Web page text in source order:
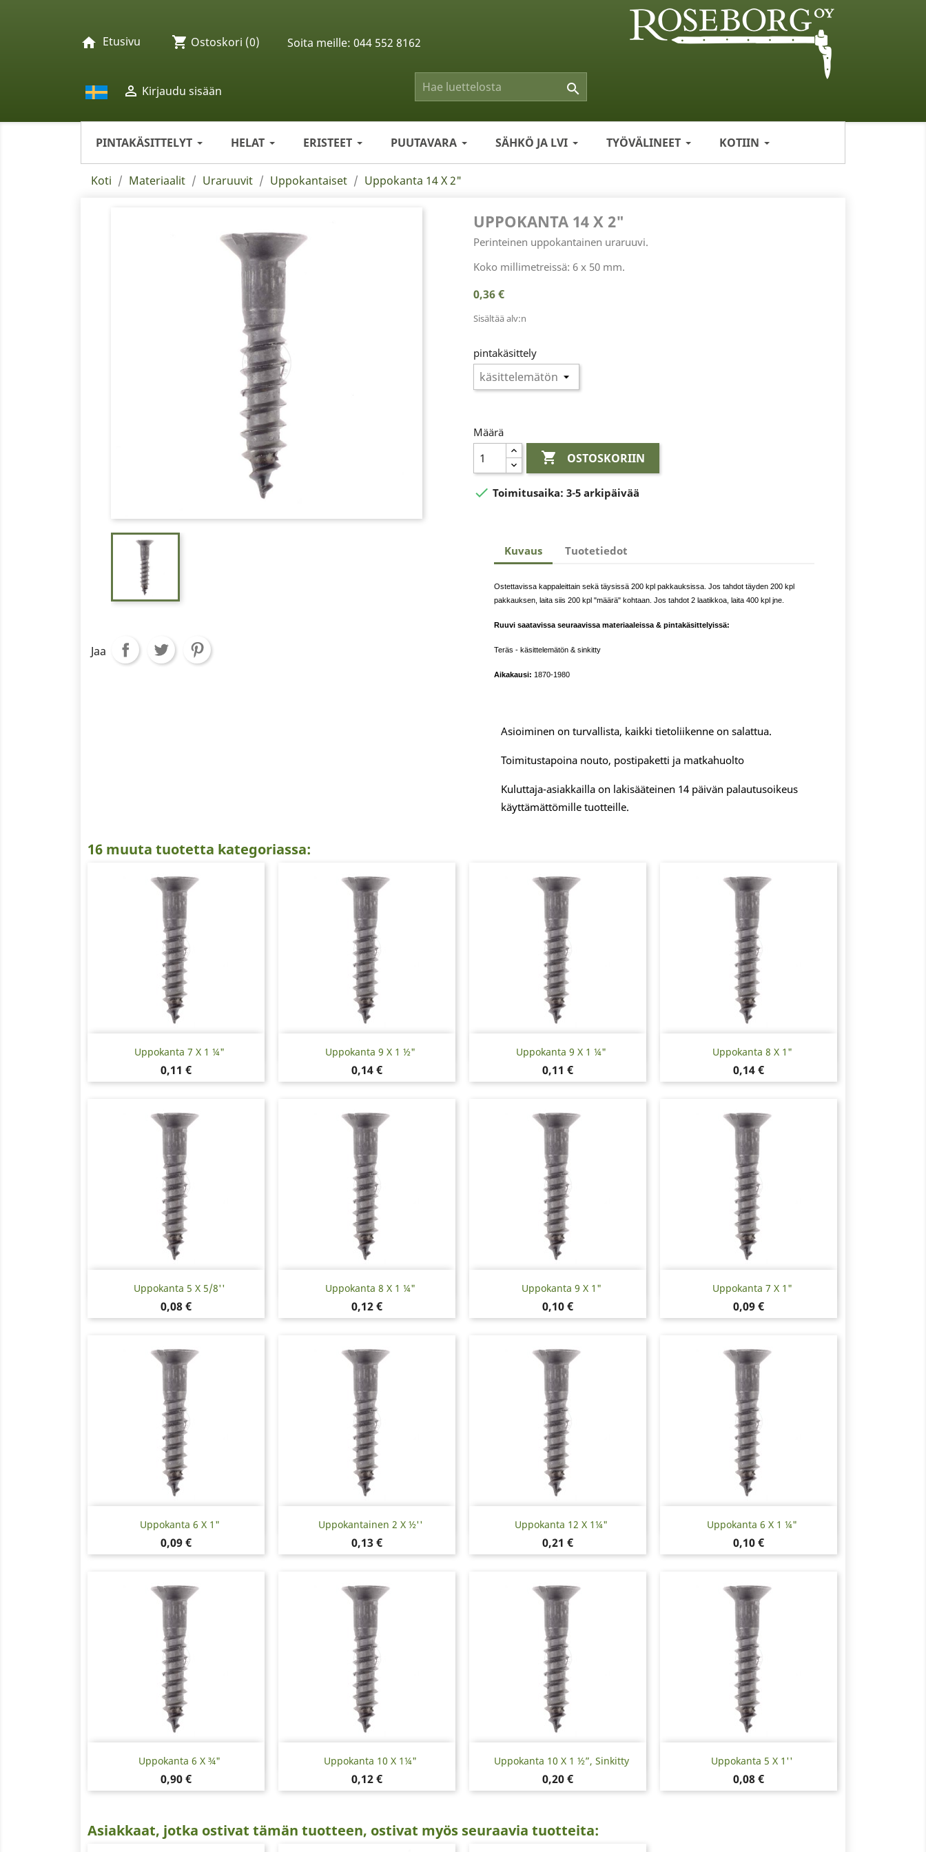

home Etusivu
 Kirjaudu sisään
shopping_cart Ostoskori (0)
PINTAKÄSITTELYT HELAT ERISTEET PUUTAVARA SÄHKÖ JA LVI TYÖVÄLINEET KOTIIN
Soita meille: 044 552 8162
Koti Materiaalit Uraruuvit Uppokantaiset Uppokanta 14 X 2"
Jaa
UPPOKANTA 14 X 2"
Perinteinen uppokantainen uraruuvi.
Koko millimetreissä: 6 x 50 mm.
0,36 €
Sisältää alv:n
pintakäsittely
Määrä
 OSTOSKORIIN
 Toimitusaika: 3-5 arkipäivää
Kuvaus Tuotetiedot
Ostettavissa kappaleittain sekä täysissä 200 kpl pakkauksissa. Jos tahdot täyden 200 kpl
pakkauksen, laita siis 200 kpl "määrä" kohtaan. Jos tahdot 2 laatikkoa, laita 400 kpl jne.
Ruuvi saatavissa seuraavissa materiaaleissa & pintakäsittelyissä:
Teräs - käsittelemätön & sinkitty
Aikakausi: 1870-1980
Asioiminen on turvallista, kaikki tietoliikenne on salattua.
Toimitustapoina nouto, postipaketti ja matkahuolto
Kuluttaja-asiakkailla on lakisääteinen 14 päivän palautusoikeus
käyttämättömille tuotteille.
16 muuta tuotetta kategoriassa:
Uppokanta 7 X 1 ¼"
Hinta
0,11 €
Pikakatselu Uppokanta 9 X 1 ½"
Hinta
0,14 €
Pikakatselu Uppokanta 9 X 1 ¼"
Hinta
0,11 €
Pikakatselu Uppokanta 8 X 1"
Hinta
0,14 €
Pikakatselu
Uppokanta 5 X 5/8''
Hinta
0,08 €
Pikakatselu Uppokanta 8 X 1 ¼"
Hinta
0,12 €
Pikakatselu Uppokanta 9 X 1"
Hinta
0,10 €
Pikakatselu Uppokanta 7 X 1"
Hinta
0,09 €
Pikakatselu
Uppokanta 6 X 1"
Hinta
0,09 €
Pikakatselu Uppokantainen 2 X ½''
Hinta
0,13 €
Pikakatselu Uppokanta 12 X 1¼"
Hinta
0,21 €
Pikakatselu Uppokanta 6 X 1 ¼"
Hinta
0,10 €
Pikakatselu
Uppokanta 6 X ¾"
Hinta
0,90 €
Pikakatselu Uppokanta 10 X 1¼"
Hinta
0,12 €
Pikakatselu Uppokanta 10 X 1 ½”, Sinkitty
Hinta
0,20 €
Pikakatselu Uppokanta 5 X 1''
Hinta
0,08 €
Pikakatselu
Asiakkaat, jotka ostivat tämän tuotteen, ostivat myös seuraavia tuotteita: